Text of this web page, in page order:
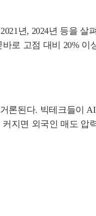
년, 2024년 등을 살
로 고점 대비 20% 이
론된다. 빅테크들이
지면 외국인 매도 압